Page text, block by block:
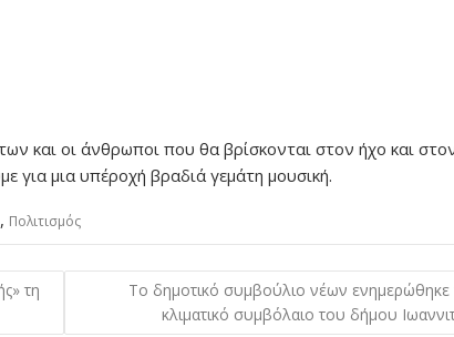
και οι άνθρωποι που θα βρίσκονται στον ήχο και
για μια υπέροχή βραδιά γεμάτη μουσική.
, Πολιτισμός
τη
Το δημοτικό συμβούλιο νέων ενημερώθηκε
κλιματικό συμβόλαιο του δήμου